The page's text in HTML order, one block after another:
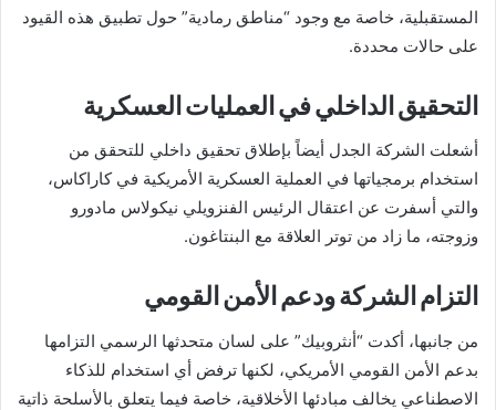
المستقبلية، خاصة مع وجود “مناطق رمادية” حول تطبيق هذه القيود
على حالات محددة.
التحقيق الداخلي في العمليات العسكرية
أشعلت الشركة الجدل أيضاً بإطلاق تحقيق داخلي للتحقق من
استخدام برمجياتها في العملية العسكرية الأمريكية في كاراكاس،
والتي أسفرت عن اعتقال الرئيس الفنزويلي نيكولاس مادورو
وزوجته، ما زاد من توتر العلاقة مع البنتاغون.
التزام الشركة ودعم الأمن القومي
من جانبها، أكدت “أنثروبيك” على لسان متحدثها الرسمي التزامها
بدعم الأمن القومي الأمريكي، لكنها ترفض أي استخدام للذكاء
الاصطناعي يخالف مبادئها الأخلاقية، خاصة فيما يتعلق بالأسلحة ذاتية